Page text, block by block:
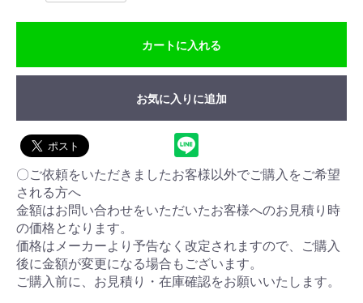
カートに入れる
お気に入りに追加
〇ご依頼をいただきましたお客様以外でご購入をご希望
される方へ
金額はお問い合わせをいただいたお客様へのお見積り時
の価格となります。
価格はメーカーより予告なく改定されますので、ご購入
後に金額が変更になる場合もございます。
ご購入前に、お見積り・在庫確認をお願いいたします。